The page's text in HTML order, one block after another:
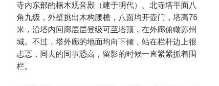
寺内东部的楠木观音殿（建于明代）。北寺塔平面八
角九级，外壁挑出木构腰檐，八面均开壶门，塔高76
米，沿塔内回廊层层登级可至塔顶，在外廊俯瞰苏州
城。不过，塔外廊的地面均向下倾，站在栏杆边上很
忐忑，同去的同事恐高，留影的时候一直紧紧抓着围
栏。